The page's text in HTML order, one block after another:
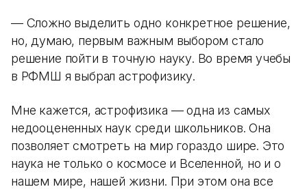
— Сложно выделить одно конкретное решение,
но, думаю, первым важным выбором стало
решение пойти в точную науку. Во время учебы
в РФМШ я выбрал астрофизику.
Мне кажется, астрофизика — одна из самых
недооцененных наук среди школьников. Она
позволяет смотреть на мир гораздо шире. Это
наука не только о космосе и Вселенной, но и о
нашем мире, нашей жизни. При этом она все